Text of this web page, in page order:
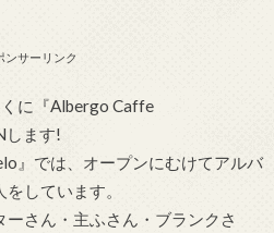
ンサーリンク
に『Albergo Caffe
します!
』では、オープンにむけてアルバ
しています。
さん・主ふさん・ブランクさ